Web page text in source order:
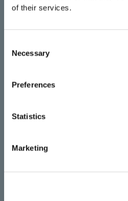
of their services.
Selection
Necessary
Preferences
Statistics
Marketing
以下のような優